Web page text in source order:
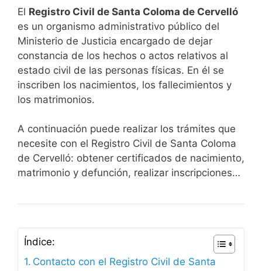
El Registro Civil de Santa Coloma de Cervelló
es un organismo administrativo público del
Ministerio de Justicia encargado de dejar
constancia de los hechos o actos relativos al
estado civil de las personas físicas. En él se
inscriben los nacimientos, los fallecimientos y
los matrimonios.
A continuación puede realizar los trámites que
necesite con el Registro Civil de Santa Coloma
de Cervelló: obtener certificados de nacimiento,
matrimonio y defunción, realizar inscripciones…
Índice:
Contacto con el Registro Civil de Santa